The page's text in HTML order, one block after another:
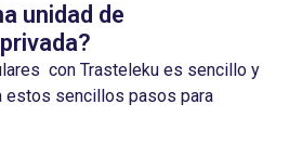
unidad de
con Trasteleku es sencillo y
estos sencillos pasos para